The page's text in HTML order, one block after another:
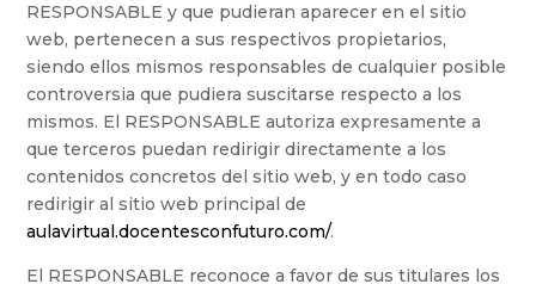
RESPONSABLE y que pudieran aparecer en el sitio
web, pertenecen a sus respectivos propietarios,
siendo ellos mismos responsables de cualquier posible
controversia que pudiera suscitarse respecto a los
mismos. El RESPONSABLE autoriza expresamente a
que terceros puedan redirigir directamente a los
contenidos concretos del sitio web, y en todo caso
redirigir al sitio web principal de
aulavirtual.docentesconfuturo.com/.
El RESPONSABLE reconoce a favor de sus titulares los